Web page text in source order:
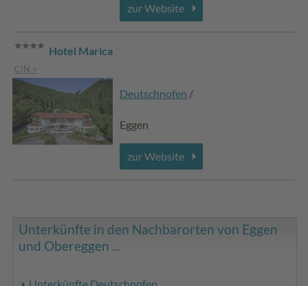
zur Website
Hotel Marica
CIN +
Deutschnofen /
Eggen
zur Website
Unterkünfte in den Nachbarorten von Eggen
und Obereggen ...